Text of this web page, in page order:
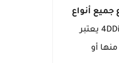
جميع أنواع
من الكمبيوتر بأسهل و أسرع طريقة ممكنة، كون أن برنامج 4DDiG Data Recovery يعتبر
أو